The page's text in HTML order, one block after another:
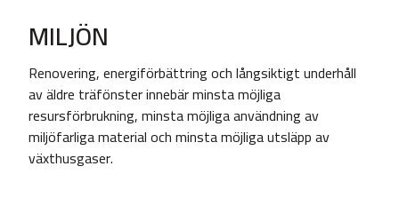
MILJÖN
Renovering, energiförbättring och långsiktigt underhåll
av äldre träfönster innebär minsta möjliga
resursförbrukning, minsta möjliga användning av
miljöfarliga material och minsta möjliga utsläpp av
växthusgaser.